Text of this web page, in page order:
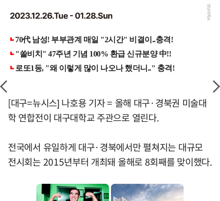
[대구=뉴시스] 나호용 기자 = 올해 대구·경북권 미술대
학 연합전이 대구대학교 주관으로 열린다.
전국에서 유일하게 대구·경북에서만 펼쳐지는 대규모
전시회는 2015년부터 개최돼 올해로 8회째를 맞이했다.